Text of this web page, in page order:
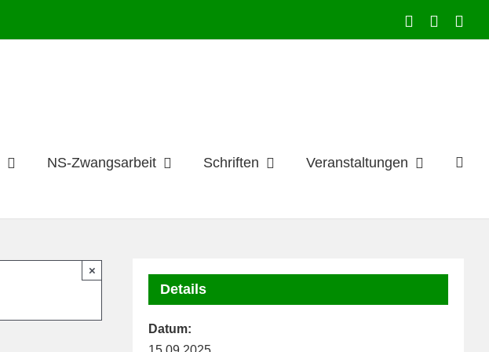
Facebook
NS-Zwangsarbeit Schriften Veranstaltungen
×
Details
Datum: